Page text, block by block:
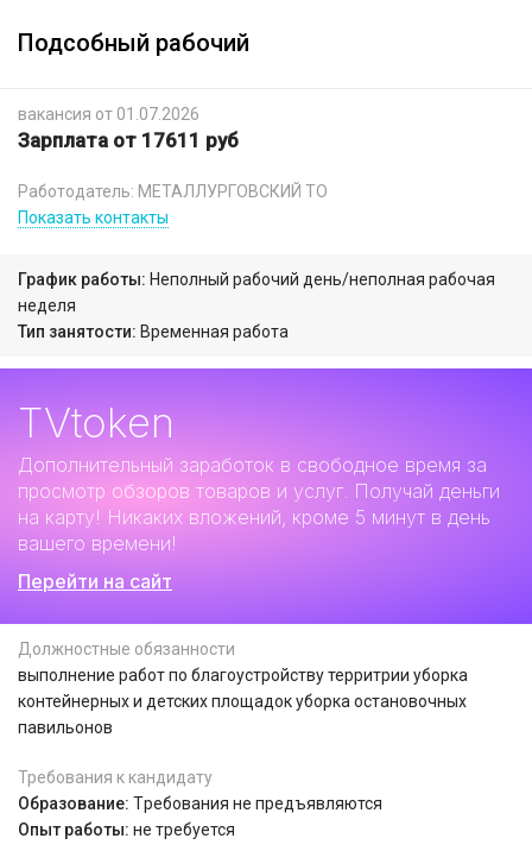
Подсобный рабочий
вакансия от 01.07.2026
Зарплата от 17611 руб
Работодатель: МЕТАЛЛУРГОВСКИЙ ТО
Показать контакты
График работы: Неполный рабочий день/неполная рабочая
неделя
Тип занятости: Временная работа
TVtoken
Дополнительный заработок в свободное время за
просмотр обзоров товаров и услуг. Получай деньги
на карту! Никаких вложений, кроме 5 минут в день
вашего времени!
Перейти на сайт
Должностные обязанности
выполнение работ по благоустройству территрии уборка
контейнерных и детских площадок уборка остановочных
павильонов
Требования к кандидату
Образование: Tребования не предъявляются
Опыт работы: не требуется